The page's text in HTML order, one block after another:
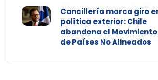
Cancillería marca giro
política exterior: Chile
abandona el Movimiento
de Países No Alineados